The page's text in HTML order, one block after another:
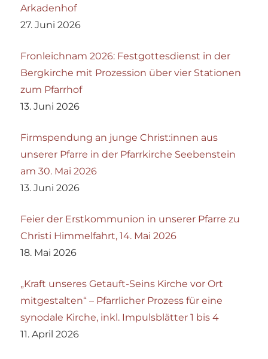
Arkadenhof
27. Juni 2026
Fronleichnam 2026: Festgottesdienst in der
Bergkirche mit Prozession über vier Stationen
zum Pfarrhof
13. Juni 2026
Firmspendung an junge Christ:innen aus
unserer Pfarre in der Pfarrkirche Seebenstein
am 30. Mai 2026
13. Juni 2026
Feier der Erstkommunion in unserer Pfarre zu
Christi Himmelfahrt, 14. Mai 2026
18. Mai 2026
„Kraft unseres Getauft-Seins Kirche vor Ort
mitgestalten“ – Pfarrlicher Prozess für eine
synodale Kirche, inkl. Impulsblätter 1 bis 4
11. April 2026